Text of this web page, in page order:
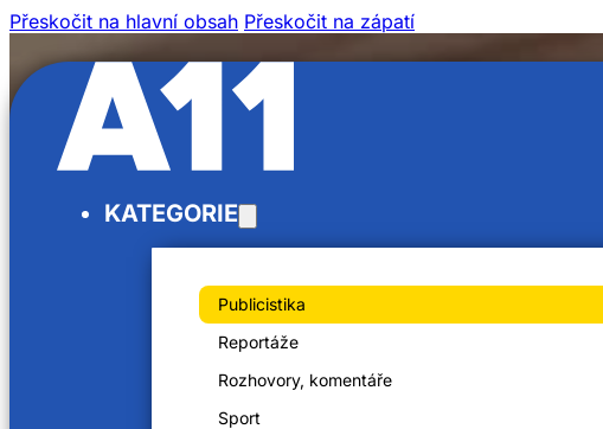
Přeskočit na hlavní obsah Přeskočit na zápatí
KATEGORIE
Publicistika
Reportáže
Rozhovory, komentáře
Sport